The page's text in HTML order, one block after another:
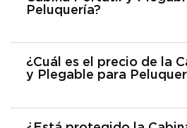
Peluquería?
¿Cuál es el precio de la
y Plegable para